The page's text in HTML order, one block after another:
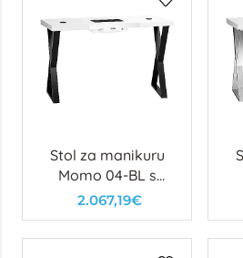
Stol za manikuru
Momo 04-BL s
usisavačem
2.067,19€